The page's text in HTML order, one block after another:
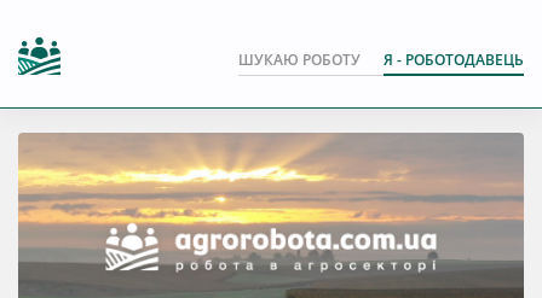
ШУКАЮ РОБОТУ Я - РОБОТОДАВЕЦЬ